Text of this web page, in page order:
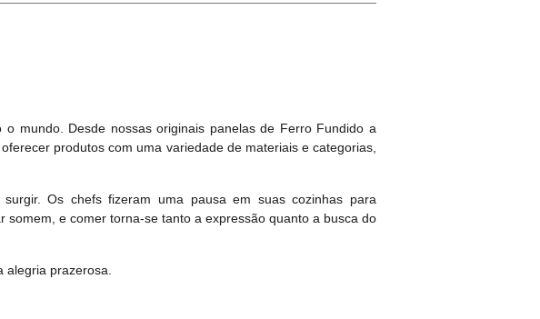
mundo. Desde nossas originais panelas de Ferro Fundido a
produtos com uma variedade de materiais e categorias,
Os chefs fizeram uma pausa em suas cozinhas para
e comer torna-se tanto a expressão quanto a busca do
alegria prazerosa.